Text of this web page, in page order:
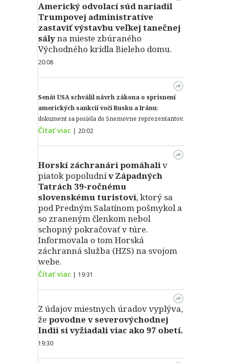
Americký odvolací súd nariadil
Trumpovej administratíve
zastaviť výstavbu veľkej tanečnej
sályna mieste zbúraného
Východného krídla Bieleho domu.
20:08
Senát USA schválil návrh zákona o sprísnení
amerických sankcií voči Rusku a Iránu;
dokument sa posiela do Snemovne reprezentantov.
Čítať viac | 20:02
Horskí záchranári pomáhaliv
piatok popoludnív Západných
Tatrách 39-ročnému
slovenskému turistovi, ktorý sa
pod Predným Salatínom pošmykol a
so zraneným členkom nebol
schopný pokračovať v túre.
Informovala o tom Horská
záchranná služba (HZS) na svojom
webe.
Čítať viac | 19:31
Z údajov miestnych úradov vyplýva,
že povodne v severovýchodnej
Indii si vyžiadali viac ako 97 obetí.
19:30